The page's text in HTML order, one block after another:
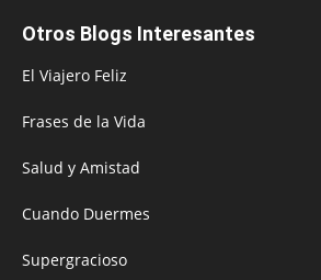
Otros Blogs Interesantes
El Viajero Feliz
Frases de la Vida
Salud y Amistad
Cuando Duermes
Supergracioso